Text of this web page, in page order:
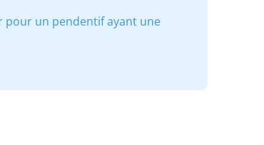
pour un pendentif ayant une